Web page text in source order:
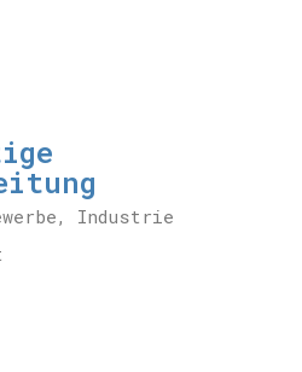
Industrie